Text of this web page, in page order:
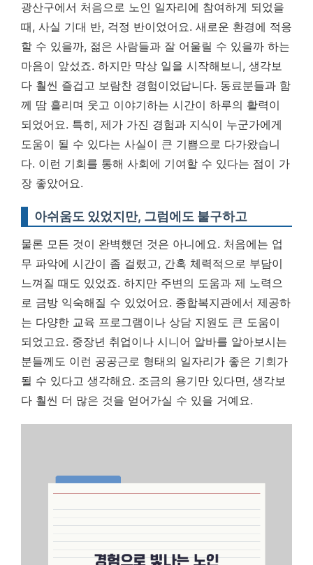
광산구에서 처음으로 노인 일자리에 참여하게 되었을
때, 사실 기대 반, 걱정 반이었어요. 새로운 환경에 적응
할 수 있을까, 젊은 사람들과 잘 어울릴 수 있을까 하는
마음이 앞섰죠. 하지만 막상 일을 시작해보니, 생각보
다 훨씬 즐겁고 보람찬 경험이었답니다. 동료분들과 함
께 땀 흘리며 웃고 이야기하는 시간이 하루의 활력이
되었어요. 특히, 제가 가진 경험과 지식이 누군가에게
도움이 될 수 있다는 사실이 큰 기쁨으로 다가왔습니
다. 이런 기회를 통해 사회에 기여할 수 있다는 점이 가
장 좋았어요.
아쉬움도 있었지만, 그럼에도 불구하고
물론 모든 것이 완벽했던 것은 아니에요. 처음에는 업
무 파악에 시간이 좀 걸렸고, 간혹 체력적으로 부담이
느껴질 때도 있었죠. 하지만 주변의 도움과 제 노력으
로 금방 익숙해질 수 있었어요. 종합복지관에서 제공하
는 다양한 교육 프로그램이나 상담 지원도 큰 도움이
되었고요. 중장년 취업이나 시니어 알바를 알아보시는
분들께도 이런 공공근로 형태의 일자리가 좋은 기회가
될 수 있다고 생각해요. 조금의 용기만 있다면, 생각보
다 훨씬 더 많은 것을 얻어가실 수 있을 거예요.